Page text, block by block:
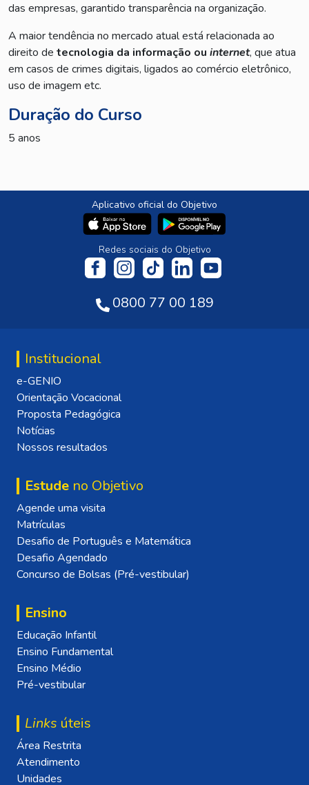
das empresas, garantido transparência na organização.
A maior tendência no mercado atual está relacionada ao
direito de tecnologia da informação ou internet, que atua
em casos de crimes digitais, ligados ao comércio eletrônico,
uso de imagem etc.
Duração do Curso
5 anos
Aplicativo oficial do Objetivo
Redes sociais do Objetivo
0800 77 00 189
Institucional
e-GENIO
Orientação Vocacional
Proposta Pedagógica
Notícias
Nossos resultados
Estude no Objetivo
Agende uma visita
Matrículas
Desafio de Português e Matemática
Desafio Agendado
Concurso de Bolsas (Pré-vestibular)
Ensino
Educação Infantil
Ensino Fundamental
Ensino Médio
Pré-vestibular
Links úteis
Área Restrita
Atendimento
Unidades